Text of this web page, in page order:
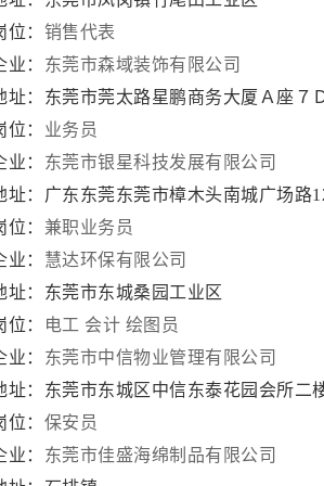
： 销售代表
： 东莞市森域装饰有限公司
址：东莞市莞太路星鹏商务大厦Ａ座７
： 业务员
： 东莞市银星科技发展有限公司
址：广东东莞东莞市樟木头南城广场路
： 兼职业务员
： 慧达环保有限公司
址：东莞市东城桑园工业区
：
电工 会计 绘图员
： 东莞市中信物业管理有限公司
址：东莞市东城区中信东泰花园会所二
： 保安员
： 东莞市佳盛海绵制品有限公司